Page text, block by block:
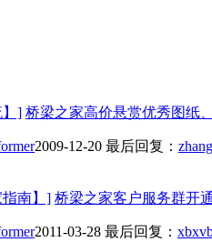
】] 桥梁之家高价悬赏优秀图纸
2009-12-20 最后回复：
南】] 桥梁之家客户服务群开
2011-03-28 最后回复：